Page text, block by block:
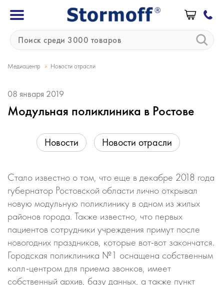
Медиацентр » Новости отрасли
08 января 2019
Модульная поликлиника в Ростове
Новости Новости отрасли
Стало известно о том, что еще в декабре 2018 года
губернатор Ростовской области лично открывал
новую модульную поликлинику в одном из жилых
районов города. Также известно, что первых
пациентов сотрудники учреждения примут после
новогодних праздников, которые вот-вот закончатся.
Городская поликлиника №1 оснащена собственным
колл-центром для приема звонков, имеет
собственный архив, базу данных, а также пункт